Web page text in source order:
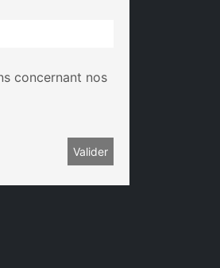
concernant nos